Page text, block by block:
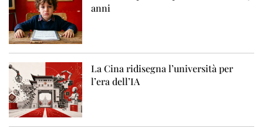
anni
La Cina ridisegna l’università per
l’era dell’IA